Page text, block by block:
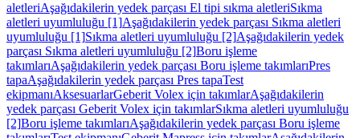
aletleriAşağıdakilerin yedek parçası El tipi sıkma aletleriSıkma
aletleri uyumluluğu [1]Aşağıdakilerin yedek parçası Sıkma aletleri
uyumluluğu [1]Sıkma aletleri uyumluluğu [2]Aşağıdakilerin yedek
parçası Sıkma aletleri uyumluluğu [2]Boru işleme
takımlarıAşağıdakilerin yedek parçası Boru işleme takımlarıPres
tapaAşağıdakilerin yedek parçası Pres tapaTest
ekipmanıAksesuarlarGeberit Volex için takımlarAşağıdakilerin
yedek parçası Geberit Volex için takımlarSıkma aletleri uyumluluğu
[2]Boru işleme takımlarıAşağıdakilerin yedek parçası Boru işleme